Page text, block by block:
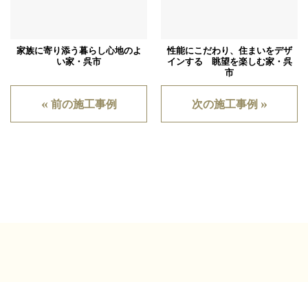
家族に寄り添う暮らし心地のよ
い家・呉市
« 前の施工事例
性能にこだわり、住まいをデザ
インする 眺望を楽しむ家・呉
市
次の施工事例 »